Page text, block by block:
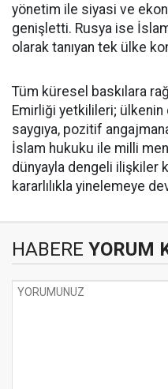
yönetim ile siyasi ve
genişletti. Rusya ise
olarak tanıyan tek ülke
Tüm küresel baskılara
Emirliği yetkilileri; ülkenin
saygıya, pozitif
İslam hukuku ile milli
dünyayla dengeli ilişkiler
kararlılıkla yinelemeye
HABERE YORUM